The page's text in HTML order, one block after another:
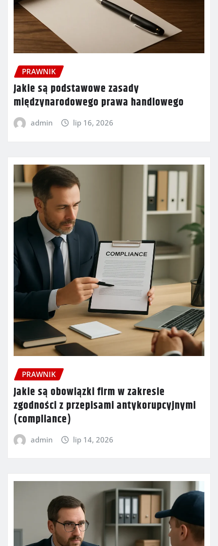
PRAWNIK
Jakie są podstawowe zasady
międzynarodowego prawa handlowego
admin lip 16, 2026
PRAWNIK
Jakie są obowiązki firm w zakresie
zgodności z przepisami antykorupcyjnymi
(compliance)
admin lip 14, 2026